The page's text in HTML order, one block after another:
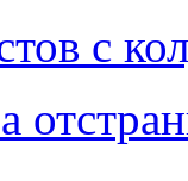
с